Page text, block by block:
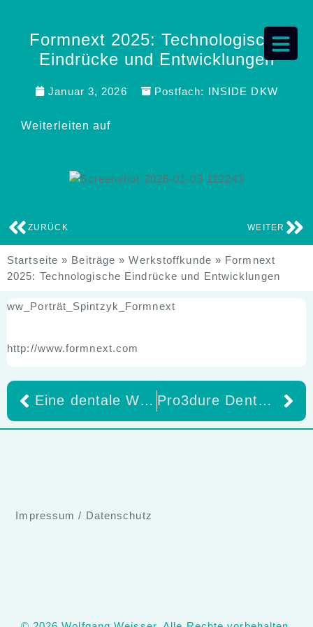
Formnext 2025: Technologische
Eindrücke und Entwicklungen
Januar 3, 2026 Postfach: INSIDE DKW
Weiterleiten auf
ZURÜCK WEITER
Startseite » Beiträge »Werkstoffkunde » Formnext
2025: Technologische Eindrücke und Entwicklungen
ww_Porträt_Spintzyk_Formnext
http://www.formnext.com
Eine dentale Weihnachtsgeschichte, die unter die Haut geht Pro3dure Dental-Katalog 2025/2026
Impressum / Datenschutz